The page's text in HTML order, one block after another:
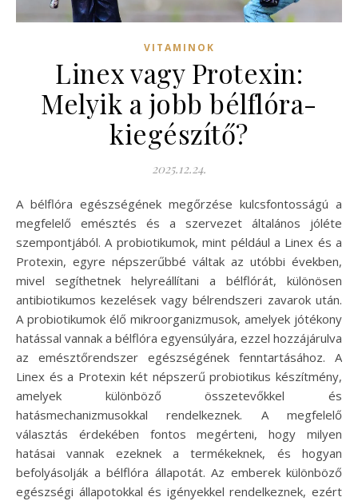
VITAMINOK
Linex vagy Protexin:
Melyik a jobb bélflóra-
kiegészítő?
2025.12.24.
A bélflóra egészségének megőrzése kulcsfontosságú a
megfelelő emésztés és a szervezet általános jóléte
szempontjából. A probiotikumok, mint például a Linex és a
Protexin, egyre népszerűbbé váltak az utóbbi években,
mivel segíthetnek helyreállítani a bélflórát, különösen
antibiotikumos kezelések vagy bélrendszeri zavarok után.
A probiotikumok élő mikroorganizmusok, amelyek jótékony
hatással vannak a bélflóra egyensúlyára, ezzel hozzájárulva
az emésztőrendszer egészségének fenntartásához. A
Linex és a Protexin két népszerű probiotikus készítmény,
amelyek különböző összetevőkkel és
hatásmechanizmusokkal rendelkeznek. A megfelelő
választás érdekében fontos megérteni, hogy milyen
hatásai vannak ezeknek a termékeknek, és hogyan
befolyásolják a bélflóra állapotát. Az emberek különböző
egészségi állapotokkal és igényekkel rendelkeznek, ezért